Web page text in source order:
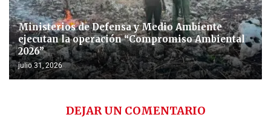
Ministerios de Defensa y Medio Ambiente
ejecutan la operación “Compromiso Ambiental
2026”
julio 31, 2026
DEJAR UN COMENTARIO